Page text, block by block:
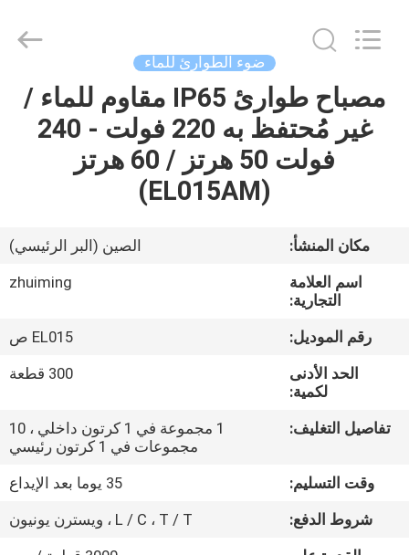
الصفحة
الرئيسية
معلومات
جولة
الجودة
اتصل
Technology
Co.,Ltd.
ضوء الطوارئ للماء
مصباح طوارئ IP65 مقاوم للماء /
غير مُحتفظ به 220 فولت - 240
فولت 50 هرتز / 60 هرتز
(EL015AM)
مكان المنشأ:
الصين (البر الرئيسي)
اسم العلامة
التجارية:
zhuiming
رقم الموديل:
EL015 ص
الحد الأدنى
لكمية:
300 قطعة
تفاصيل التغليف:
1 مجموعة في 1 كرتون داخلي ، 10
مجموعات في 1 كرتون رئيسي
وقت التسليم:
35 يوما بعد الإيداع
شروط الدفع:
L / C ، T / T ، ويسترن يونيون